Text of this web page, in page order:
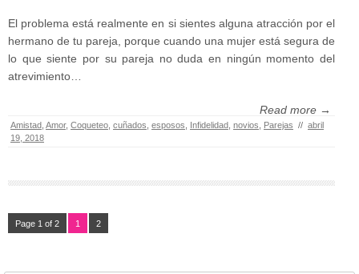
El problema está realmente en si sientes alguna atracción por el
hermano de tu pareja, porque cuando una mujer está segura de
lo que siente por su pareja no duda en ningún momento del
atrevimiento…
Read more →
Amistad Amor, Coqueteo cuñados esposos Infidelidad novios Parejas // abril
19, 2018
Page 1 of 2 1 2